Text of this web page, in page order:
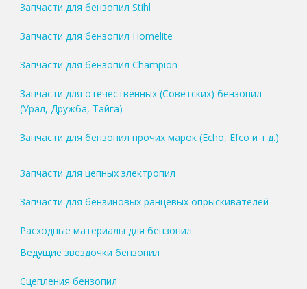
Запчасти для бензопил Stihl
Запчасти для бензопил Homelite
Запчасти для бензопил Champion
Запчасти для отечественных (Советских) бензопил
(Урал, Дружба, Тайга)
Запчасти для бензопил прочих марок (Echo, Efco и т.д.)
Запчасти для цепных электропил
Запчасти для бензиновых ранцевых опрыскивателей
Расходные материалы для бензопил
Ведущие звездочки бензопил
Сцепления бензопил